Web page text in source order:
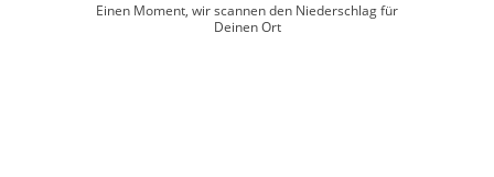
Einen Moment, wir scannen den Niederschlag für
Deinen Ort